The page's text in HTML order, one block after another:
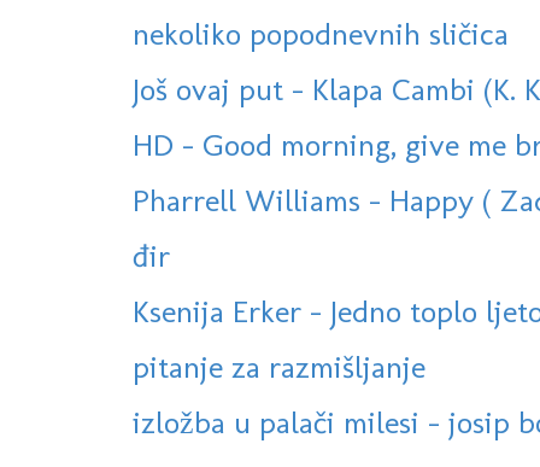
nekoliko popodnevnih sličica
Još ovaj put - Klapa Cambi (K.
HD - Good morning, give me
Pharrell Williams - Happy (
đir
Ksenija Erker - Jedno toplo
pitanje za razmišljanje
izložba u palači milesi - josip